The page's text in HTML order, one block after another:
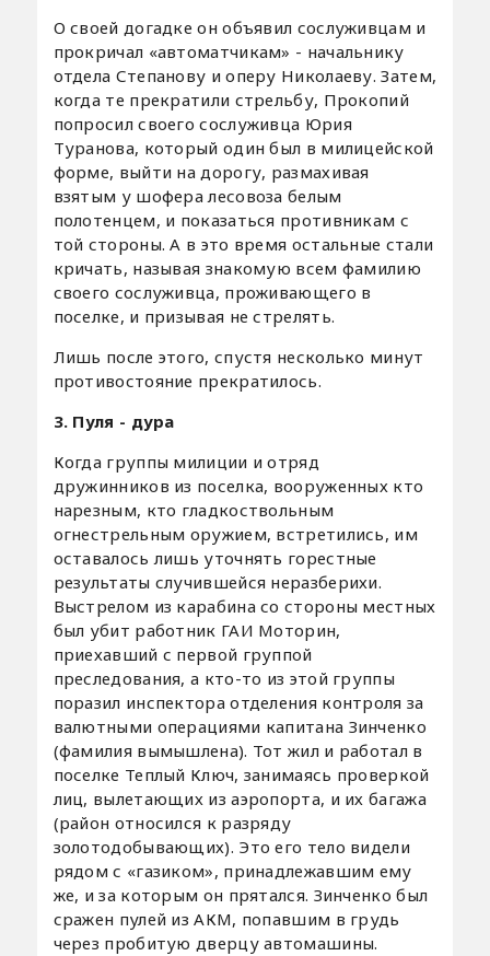
О своей догадке он объявил сослуживцам и
прокричал «автоматчикам» - начальнику
отдела Степанову и оперу Николаеву. Затем,
когда те прекратили стрельбу, Прокопий
попросил своего сослуживца Юрия
Туранова, который один был в милицейской
форме, выйти на дорогу, размахивая
взятым у шофера лесовоза белым
полотенцем, и показаться противникам с
той стороны. А в это время остальные стали
кричать, называя знакомую всем фамилию
своего сослуживца, проживающего в
поселке, и призывая не стрелять.
Лишь после этого, спустя несколько минут
противостояние прекратилось.
3. Пуля - дура
Когда группы милиции и отряд
дружинников из поселка, вооруженных кто
нарезным, кто гладкоствольным
огнестрельным оружием, встретились, им
оставалось лишь уточнять горестные
результаты случившейся неразберихи.
Выстрелом из карабина со стороны местных
был убит работник ГАИ Моторин,
приехавший с первой группой
преследования, а кто-то из этой группы
поразил инспектора отделения контроля за
валютными операциями капитана Зинченко
(фамилия вымышлена). Тот жил и работал в
поселке Теплый Ключ, занимаясь проверкой
лиц, вылетающих из аэропорта, и их багажа
(район относился к разряду
золотодобывающих). Это его тело видели
рядом с «газиком», принадлежавшим ему
же, и за которым он прятался. Зинченко был
сражен пулей из АКМ, попавшим в грудь
через пробитую дверцу автомашины.